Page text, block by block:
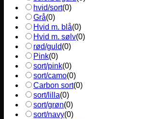
hvid/sort(0)
Grå(0)
Hvid m. blå(0)
Hvid m. sølv(0)
rød/guld(0)
Pink(0)
sort/pink(0)
sort/camo(0)
Carbon sort(0)
sort/lilla(0)
sort/grøn(0)
sort/navy(0)